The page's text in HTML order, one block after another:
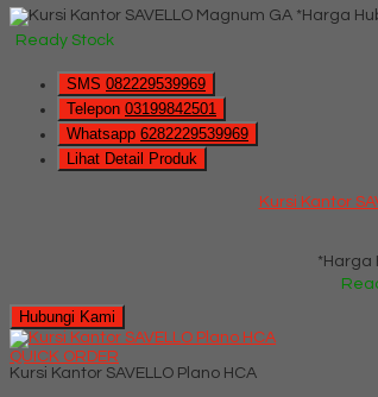
*Harga
Ready Stock
SMS 082229539969
Telepon 03199842501
Whatsapp 6282229539969
Lihat Detail Produk
Kursi Kantor
*Harga
Hubungi Kami
QUICK ORDER
Kursi Kantor SAVELLO Plano HCA